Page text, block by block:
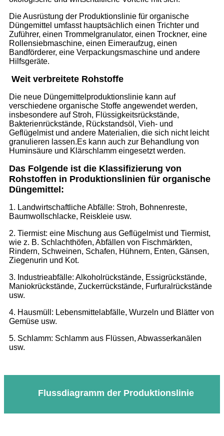
Die Ausrüstung der Produktionslinie für organische
Düngemittel umfasst hauptsächlich einen Trichter und
Zuführer, einen Trommelgranulator, einen Trockner, eine
Rollensiebmaschine, einen Eimeraufzug, einen
Bandförderer, eine Verpackungsmaschine und andere
Hilfsgeräte.
Weit verbreitete Rohstoffe
Die neue Düngemittelproduktionslinie kann auf
verschiedene organische Stoffe angewendet werden,
insbesondere auf Stroh, Flüssigkeitsrückstände,
Bakterienrückstände, Rückstandsöl, Vieh- und
Geflügelmist und andere Materialien, die sich nicht leicht
granulieren lassen.Es kann auch zur Behandlung von
Huminsäure und Klärschlamm eingesetzt werden.
Das Folgende ist die Klassifizierung von
Rohstoffen in Produktionslinien für organische
Düngemittel:
1. Landwirtschaftliche Abfälle: Stroh, Bohnenreste,
Baumwollschlacke, Reiskleie usw.
2. Tiermist: eine Mischung aus Geflügelmist und Tiermist,
wie z. B. Schlachthöfen, Abfällen von Fischmärkten,
Rindern, Schweinen, Schafen, Hühnern, Enten, Gänsen,
Ziegenurin und Kot.
3. Industrieabfälle: Alkoholrückstände, Essigrückstände,
Maniokrückstände, Zuckerrückstände, Furfuralrückstände
usw.
4. Hausmüll: Lebensmittelabfälle, Wurzeln und Blätter von
Gemüse usw.
5. Schlamm: Schlamm aus Flüssen, Abwasserkanälen
usw.
Flussdiagramm der Produktionslinie